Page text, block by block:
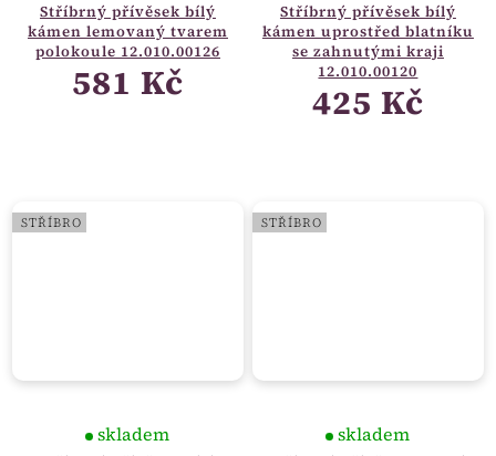
Stříbrný přívěsek bílý
kámen lemovaný tvarem
polokoule 12.010.00126
581 Kč
Stříbrný přívěsek bílý
kámen uprostřed blatníku
se zahnutými kraji
12.010.00120
425 Kč
STŘÍBRO
skladem
STŘÍBRO
skladem